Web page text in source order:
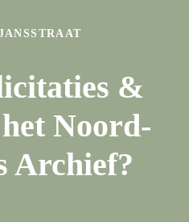
&
Noord-
Archief?